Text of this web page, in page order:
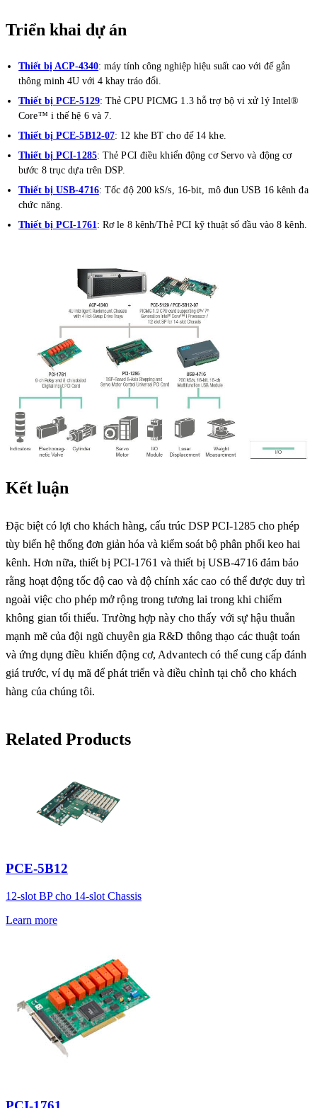
Triển khai dự án
Thiết bị ACP-4340: máy tính công nghiệp hiệu suất cao với đế gắn
thông minh 4U với 4 khay tráo đổi.
Thiết bị PCE-5129: Thẻ CPU PICMG 1.3 hỗ trợ bộ vi xử lý Intel®
Core™ i thế hệ 6 và 7.
Thiết bị PCE-5B12-07: 12 khe BT cho đế 14 khe.
Thiết bị PCI-1285: Thẻ PCI điều khiển động cơ Servo và động cơ
bước 8 trục dựa trên DSP.
Thiết bị USB-4716: Tốc độ 200 kS/s, 16-bit, mô đun USB 16 kênh đa
chức năng.
Thiết bị PCI-1761 : Rơ le 8 kênh/Thẻ PCI kỹ thuật số đầu vào 8 kênh.
Kết luận
Đặc biệt có lợi cho khách hàng, cấu trúc DSP PCI-1285 cho phép
tùy biến hệ thống đơn giản hóa và kiểm soát bộ phân phối keo hai
kênh. Hơn nữa, thiết bị PCI-1761 và thiết bị USB-4716 đảm bảo
rằng hoạt động tốc độ cao và độ chính xác cao có thể được duy trì
ngoài việc cho phép mở rộng trong tương lai trong khi chiếm
không gian tối thiểu. Trường hợp này cho thấy với sự hậu thuẫn
mạnh mẽ của đội ngũ chuyên gia R&D thông thạo các thuật toán
và ứng dụng điều khiển động cơ, Advantech có thể cung cấp đánh
giá trước, ví dụ mã để phát triển và điều chỉnh tại chỗ cho khách
hàng của chúng tôi.
Related Products
PCE-5B12
12-slot BP cho 14-slot Chassis
Learn more